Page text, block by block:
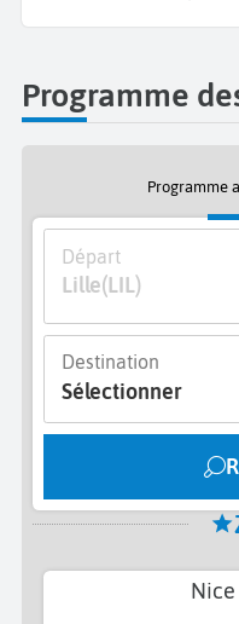
Programme
Programme
Départ
Lille(LIL)
Destination
Sélectionner
Nice